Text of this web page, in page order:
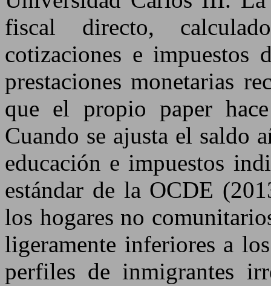
fiscal directo,
cotizaciones e impuestos
prestaciones monetarias
que el propio paper
Cuando se ajusta el saldo
educación e impuestos
estándar de la OCDE
los hogares no
ligeramente inferiores a
perfiles de inmigrantes